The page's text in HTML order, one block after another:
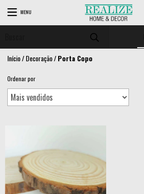
MENU
Início/Decoração/Porta Copo
Ordenar por